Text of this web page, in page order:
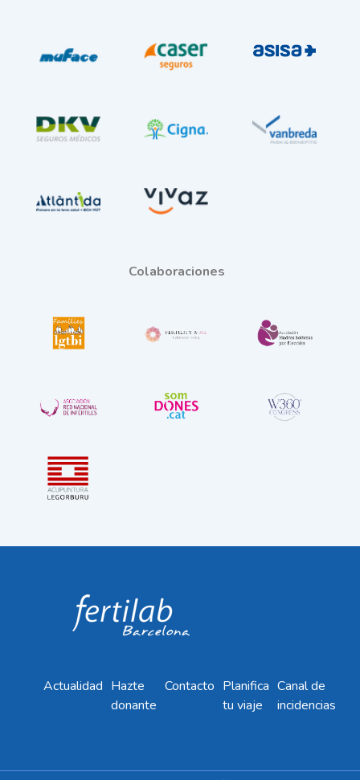
Colaboraciones
Actualidad Hazte
donante
Contacto Planifica
tu viaje
Canal de
incidencias